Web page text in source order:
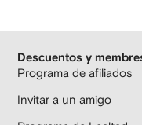
Descuentos y
Programa de afiliados
Invitar a un amigo